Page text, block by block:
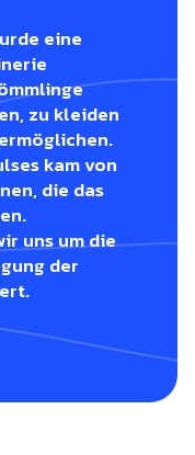
eine
zu kleiden
kam von
die das
uns um die
der